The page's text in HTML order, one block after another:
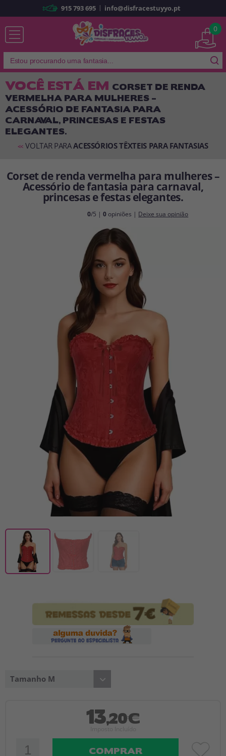
Já sou cliente
Lembrar-me Esqueceu sua senha?
ENTRAR
Sou novo
Ao criar uma conta emdisfracestuyyo.pt, você poderá fazer suas
compras rapidamente em nossa loja virtual, verificar o status de seus
pedidos e consultar suas operações anteriores.
Vá em frente! Estávamos esperando por você.
CRIAR CONTA
915 793 695 | info@disfracestuyyo.pt
0
VOCÊ ESTÁ EM CORSET DE RENDA
VERMELHA PARA MULHERES –
ACESSÓRIO DE FANTASIA PARA
CARNAVAL, PRINCESAS E FESTAS
ELEGANTES.
<< VOLTAR PARAACESSÓRIOS TÊXTEIS PARA FANTASIAS
Corset de renda vermelha para mulheres –
Acessório de fantasia para carnaval,
princesas e festas elegantes.
0/5 |0 opiniões | Deixe sua opinião
Tamanho M
13,20€
COMPRAR